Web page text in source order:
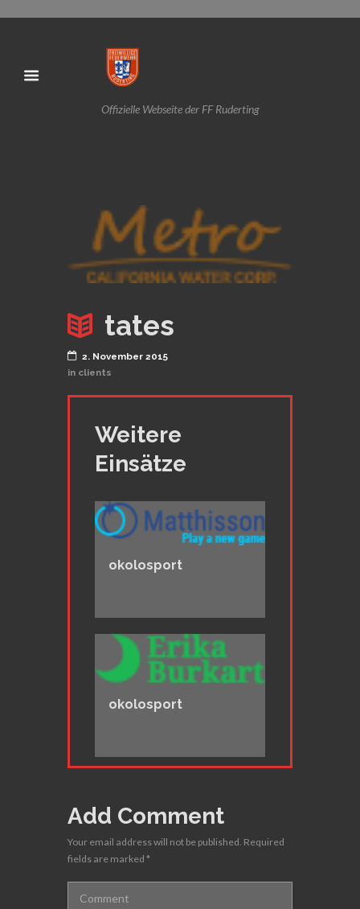
Offizielle Webseite der FF Ruderting
tates
2. November 2015
in clients
Weitere
Einsätze
okolosport
okolosport
Add Comment
Your email address will not be published. Required
fields are marked *